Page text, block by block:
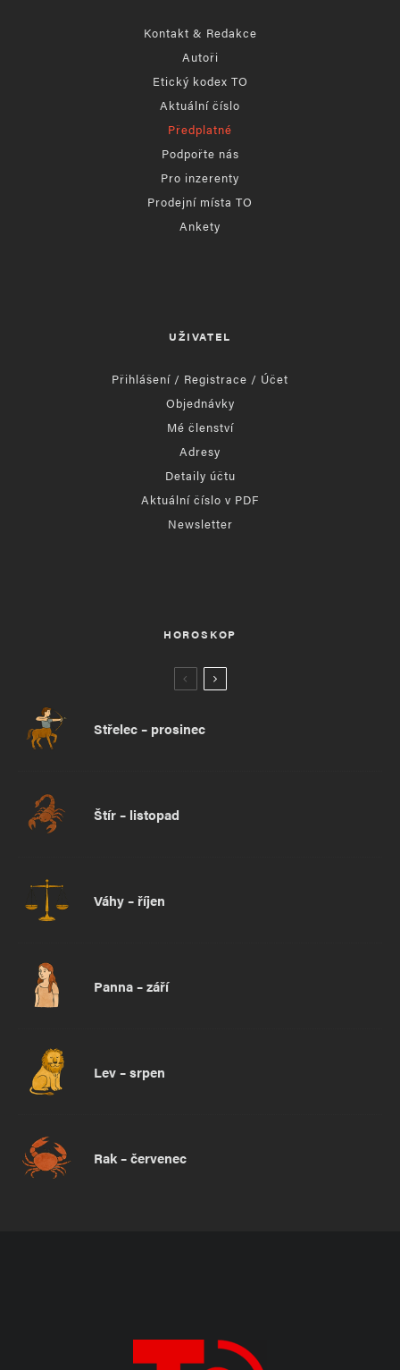
Kontakt & Redakce
Autoři
Etický kodex TO
Aktuální číslo
Předplatné
Podpořte nás
Pro inzerenty
Prodejní místa TO
Ankety
UŽIVATEL
Přihlášení / Registrace / Účet
Objednávky
Mé členství
Adresy
Detaily účtu
Aktuální číslo v PDF
Newsletter
HOROSKOP
Střelec – prosinec
Štír – listopad
Váhy – říjen
Panna – září
Lev – srpen
Rak – červenec